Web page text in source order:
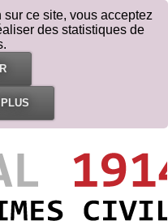
ce site, vous acceptez
des statistiques de